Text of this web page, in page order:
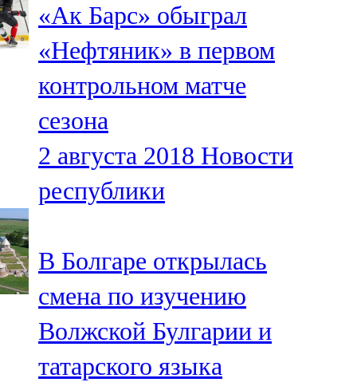
Сарман
107,8 FM
Теләче
106,1 FM
Түбән Кама
102,6 FM
107,7 FM
Чистай
103,0 FM
Чүпрәле
«Ак Барс» обыграл
«Нефтяник» в первом
контрольном матче
сезона
2 августа 2018 Новости
республики
В Болгаре открылась
смена по изучению
Волжской Булгарии и
татарского языка